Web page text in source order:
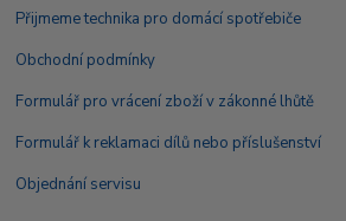
Přijmeme technika pro domácí spotřebiče
Obchodní podmínky
Formulář pro vrácení zboží v zákonné lhůtě
Formulář k reklamaci dílů nebo příslušenství
Objednání servisu